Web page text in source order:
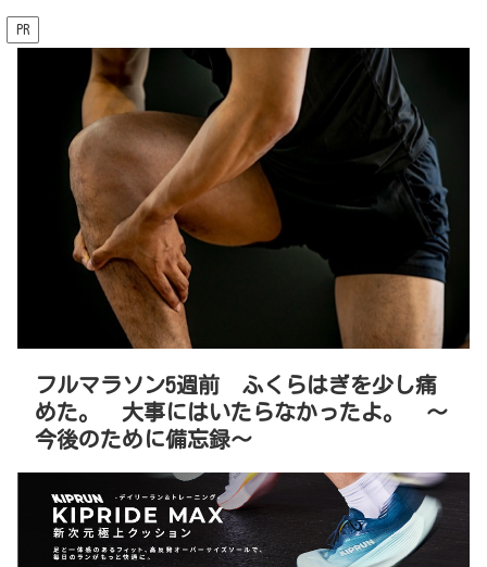
PR
フルマラソン5週前 ふくらはぎを少し痛
めた。 大事にはいたらなかったよ。 〜
今後のために備忘録〜